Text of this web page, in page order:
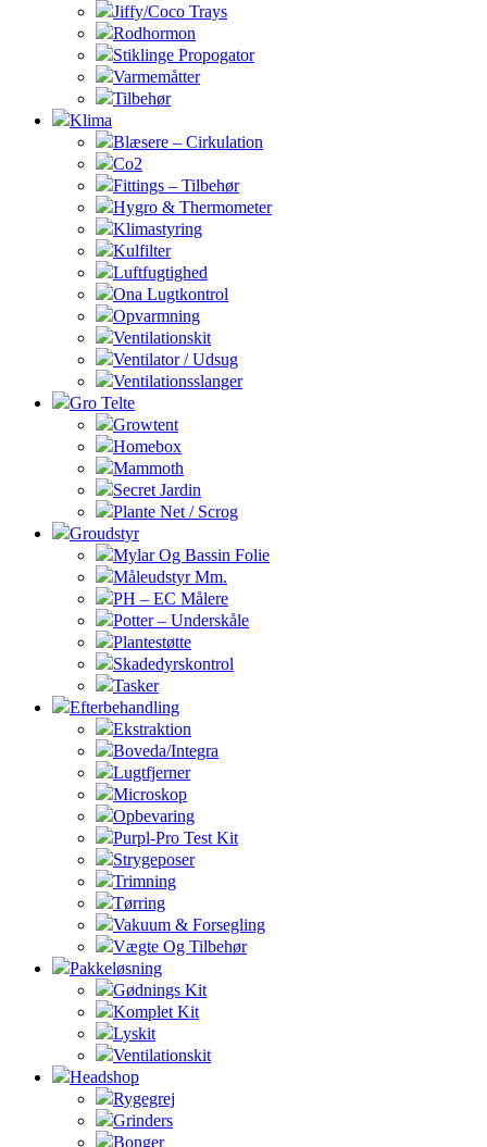
Jiffy/Coco Trays
Rodhormon
Stiklinge Propogator
Varmemåtter
Tilbehør
Klima
Blæsere – Cirkulation
Co2
Fittings – Tilbehør
Hygro & Thermometer
Klimastyring
Kulfilter
Luftfugtighed
Ona Lugtkontrol
Opvarmning
Ventilationskit
Ventilator / Udsug
Ventilationsslanger
Gro Telte
Growtent
Homebox
Mammoth
Secret Jardin
Plante Net / Scrog
Groudstyr
Mylar Og Bassin Folie
Måleudstyr Mm.
PH – EC Målere
Potter – Underskåle
Plantestøtte
Skadedyrskontrol
Tasker
Efterbehandling
Ekstraktion
Boveda/Integra
Lugtfjerner
Microskop
Opbevaring
Purpl-Pro Test Kit
Strygeposer
Trimning
Tørring
Vakuum & Forsegling
Vægte Og Tilbehør
Pakkeløsning
Gødnings Kit
Komplet Kit
Lyskit
Ventilationskit
Headshop
Rygegrej
Grinders
Bonger